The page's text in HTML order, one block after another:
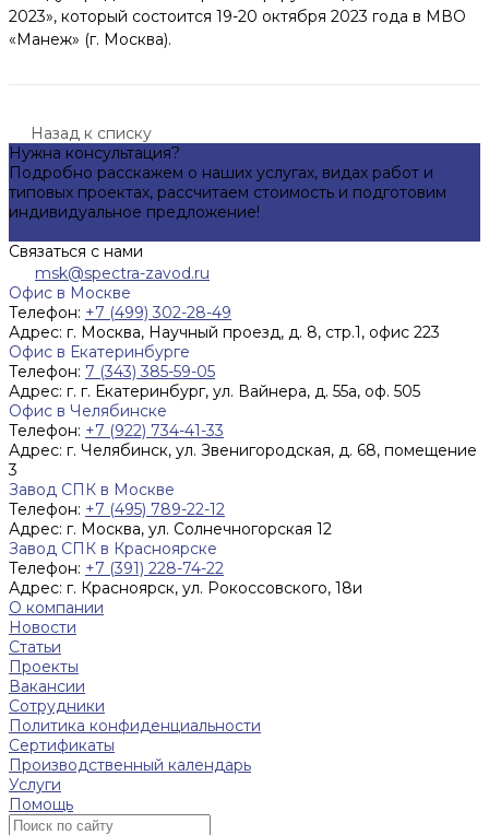
2023», который состоится 19-20 октября 2023 года в МВО
«Манеж» (г. Москва).
Назад к списку
Нужна консультация?
Подробно расскажем о наших услугах, видах работ и
типовых проектах, рассчитаем стоимость и подготовим
индивидуальное предложение!
Связаться с нами
msk@spectra-zavod.ru
Офис в Москве
Телефон: +7 (499) 302-28-49
Адрес: г. Москва, Научный проезд, д. 8, стр.1, офис 223
Офис в Екатеринбурге
Телефон: 7 (343) 385-59-05
Адрес: г. г. Екатеринбург, ул. Вайнера, д. 55а, оф. 505
Офис в Челябинске
Телефон: +7 (922) 734-41-33
Адрес: г. Челябинск, ул. Звенигородская, д. 68, помещение
3
Завод СПК в Москве
Телефон: +7 (495) 789-22-12
Адрес: г. Москва, ул. Солнечногорская 12
Завод СПК в Красноярске
Телефон: +7 (391) 228-74-22
Адрес: г. Красноярск, ул. Рокоссовского, 18и
О компании
Новости
Статьи
Проекты
Вакансии
Сотрудники
Политика конфиденциальности
Сертификаты
Производственный календарь
Услуги
Помощь